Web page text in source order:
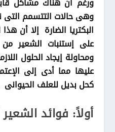
وهى حالات التتسمم التى
البكتريا الضارة إلا أن
على إستنبات الشعير
ومحاولة إيجاد الحلول
عليها مما أدى إلى
كحل بديل للعلف
أولاً: فوائد